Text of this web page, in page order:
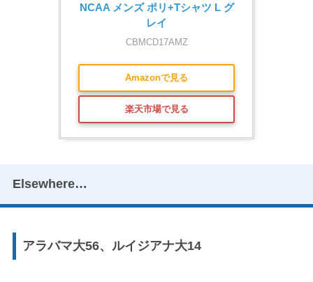
NCAA メンズ ポリ+Tシャツ L グ
レイ
CBMCD17AMZ
Amazonで見る
楽天市場で見る
Elsewhere…
アラバマ大56、ルイジアナ大14